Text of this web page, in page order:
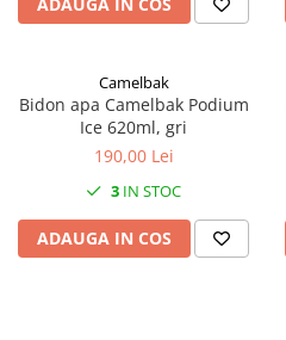
Zale-Lant
Accesorii Sistem Frânare
Accesorii Cabluri
Adaptor Disc Center Lock
Diverse Accesorii
ADAUGA IN COS
Camelbak
Bidon apa Camelbak Podium
Ice 620ml, gri
190,00 Lei
3 IN STOC
ADAUGA IN COS